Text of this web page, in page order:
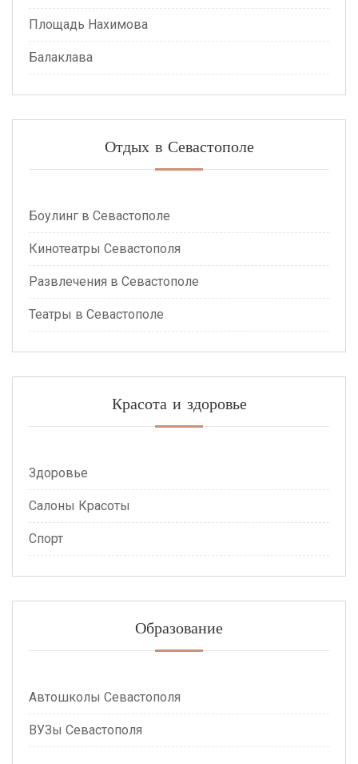
Площадь Нахимова
Балаклава
Отдых в Севастополе
Боулинг в Севастополе
Кинотеатры Севастополя
Развлечения в Севастополе
Театры в Севастополе
Красота и здоровье
Здоровье
Салоны Красоты
Спорт
Образование
Автошколы Севастополя
ВУЗы Севастополя